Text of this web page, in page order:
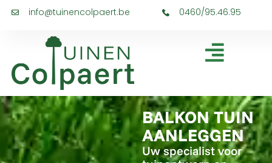
info@tuinencolpaert.be 0460/95.46.95
BALKON TUIN
AANLEGGEN
Uw specialist voor